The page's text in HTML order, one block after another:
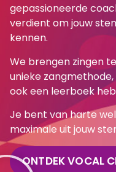
gepassioneerde
verdient om jouw
kennen.
We brengen zingen
unieke zangmethode,
ook een leerboek
Je bent van harte
maximale uit jouw
ONTDEK VOCAL